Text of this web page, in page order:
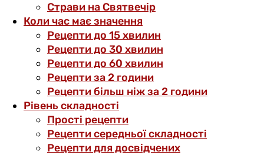
Страви на Святвечір
Коли час має значення
Рецепти до 15 хвилин
Рецепти до 30 хвилин
Рецепти до 60 хвилин
Рецепти за 2 години
Рецепти більш ніж за 2 години
Рівень складності
Прості рецепти
Рецепти середньої складності
Рецепти для досвідчених